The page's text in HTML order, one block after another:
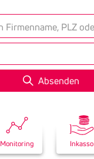
Monitoring Inkasso